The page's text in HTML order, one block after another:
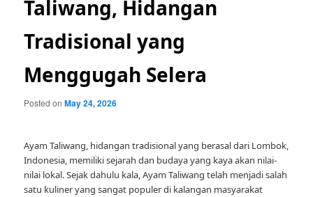
Taliwang, Hidangan
Tradisional yang
Menggugah Selera
Posted onMay 24, 2026
Ayam Taliwang, hidangan tradisional yang berasal dari Lombok,
Indonesia, memiliki sejarah dan budaya yang kaya akan nilai-
nilai lokal. Sejak dahulu kala, Ayam Taliwang telah menjadi salah
satu kuliner yang sangat populer di kalangan masyarakat